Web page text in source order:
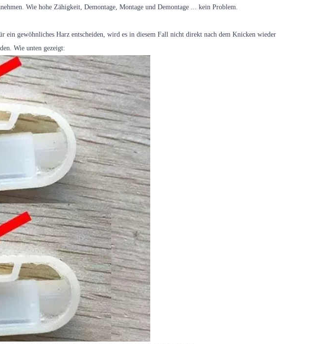
Wie hohe Zähigkeit, Demontage, Montage und Demontage ... kein Problem.
ein gewöhnliches Harz entscheiden, wird es in diesem Fall nicht direkt nach dem Knicken wieder
Wie unten gezeigt: